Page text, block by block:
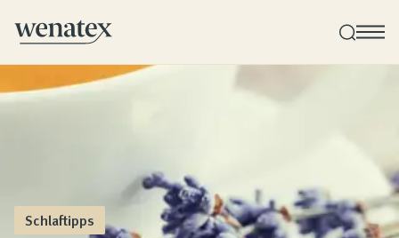
Wenatex Schlafberatung
Produkte
Schlaftipps